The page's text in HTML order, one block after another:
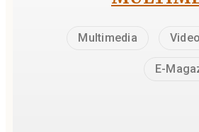
Multimedia Video
E-